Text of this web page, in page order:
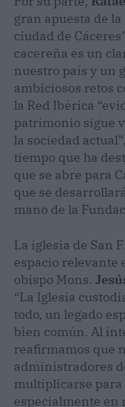
gran apuesta de
ciudad de
cacereña es un
nuestro país y un
ambiciosos retos
la Red Ibérica
patrimonio sigue
la sociedad
tiempo que ha
que se abre para
que se
mano de la
La iglesia de San
espacio relevante
obispo Mons.
“La Iglesia
todo, un legado
bien común. Al
reafirmamos que
administradores
multiplicarse para
especialmente en